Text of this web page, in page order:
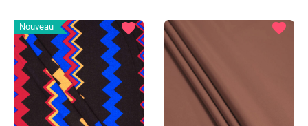
Nouveau favorite favorite